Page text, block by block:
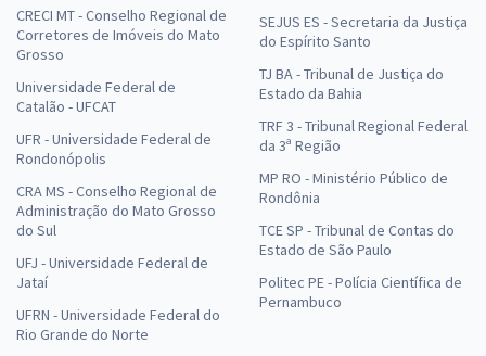
CRECI MT - Conselho Regional de
Corretores de Imóveis do Mato
Grosso
Universidade Federal de
Catalão - UFCAT
UFR - Universidade Federal de
Rondonópolis
CRA MS - Conselho Regional de
Administração do Mato Grosso
do Sul
UFJ - Universidade Federal de
Jataí
UFRN - Universidade Federal do
Rio Grande do Norte
SEJUS ES - Secretaria da Justiça
do Espírito Santo
TJ BA - Tribunal de Justiça do
Estado da Bahia
TRF 3 - Tribunal Regional Federal
da 3ª Região
MP RO - Ministério Público de
Rondônia
TCE SP - Tribunal de Contas do
Estado de São Paulo
Politec PE - Polícia Científica de
Pernambuco